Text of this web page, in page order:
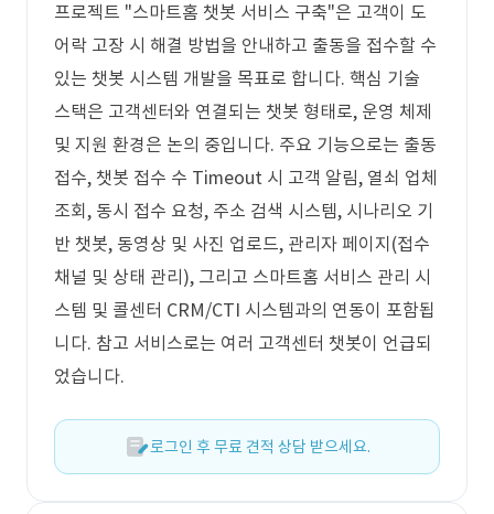
프로젝트 "스마트홈 챗봇 서비스 구축"은 고객이 도
어락 고장 시 해결 방법을 안내하고 출동을 접수할 수
있는 챗봇 시스템 개발을 목표로 합니다. 핵심 기술
스택은 고객센터와 연결되는 챗봇 형태로, 운영 체제
및 지원 환경은 논의 중입니다. 주요 기능으로는 출동
접수, 챗봇 접수 수 Timeout 시 고객 알림, 열쇠 업체
조회, 동시 접수 요청, 주소 검색 시스템, 시나리오 기
반 챗봇, 동영상 및 사진 업로드, 관리자 페이지(접수
채널 및 상태 관리), 그리고 스마트홈 서비스 관리 시
스템 및 콜센터 CRM/CTI 시스템과의 연동이 포함됩
니다. 참고 서비스로는 여러 고객센터 챗봇이 언급되
었습니다.
로그인 후 무료 견적 상담 받으세요.